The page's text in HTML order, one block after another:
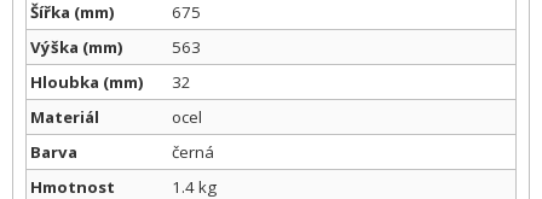
Šířka (mm)
675
Výška (mm)
563
Hloubka (mm)
32
Materiál
ocel
Barva
černá
Hmotnost
1.4 kg